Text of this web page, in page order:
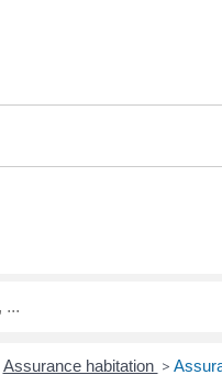
Assurance habitation >